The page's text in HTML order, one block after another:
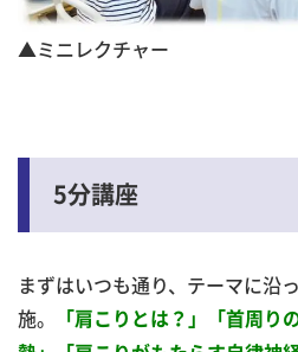
▲ミニレクチャー
5分講座
まずはいつも通り、テーマに沿
施。
「肩こりとは？」「首周り